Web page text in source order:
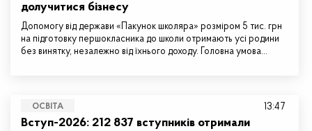
долучитися бізнесу
Допомогу від держави «Пакунок школяра» розміром 5 тис. грн
на підготовку першокласника до школи отримають усі родини
без винятку, незалежно від їхнього доходу. Головна умова…
ОСВІТА
Вступ-2026: 212 837 вступників отримали
13:47